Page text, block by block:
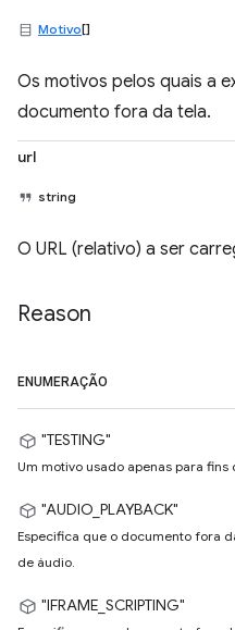
Motivo[]
Os motivos pelos quais a
documento fora da tela.
url
string
O URL (relativo) a ser
Reason
ENUMERAÇÃO
"TESTING"
Um motivo usado apenas para fins
"AUDIO_PLAYBACK"
Especifica que o documento fora
de áudio.
"IFRAME_SCRIPTING"